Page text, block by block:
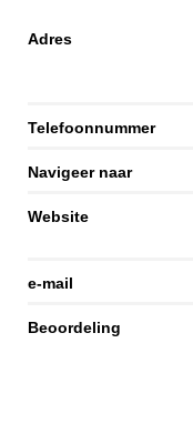
Adres
Telefoonnummer
Navigeer naar
Website
e-mail
Beoordeling